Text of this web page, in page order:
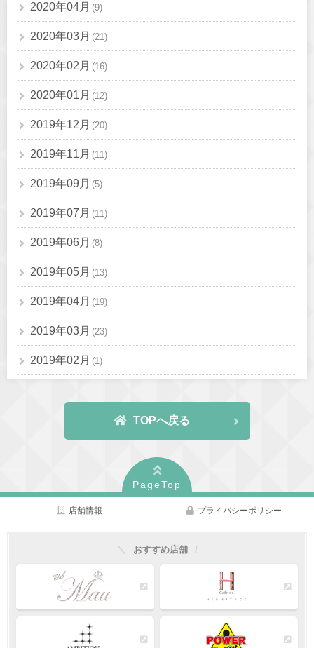
2020年04月 (9)
2020年03月 (21)
2020年02月 (16)
2020年01月 (12)
2019年12月 (20)
2019年11月 (11)
2019年09月 (5)
2019年07月 (11)
2019年06月 (8)
2019年05月 (13)
2019年04月 (19)
2019年03月 (23)
2019年02月 (1)
TOPへ戻る
PageTop
店舗情報 プライバシーポリシー
おすすめ店舗